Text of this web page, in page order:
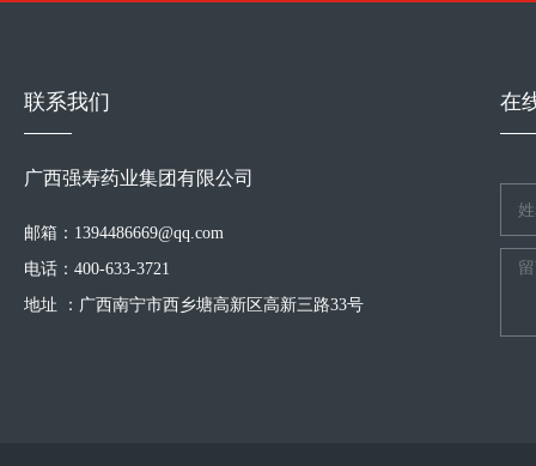
联系我们
广西强寿药业集团有限公司
邮箱：1394486669@qq.com
电话：400-633-3721
地址 ：广西南宁市西乡塘高新区高新三路33号
在